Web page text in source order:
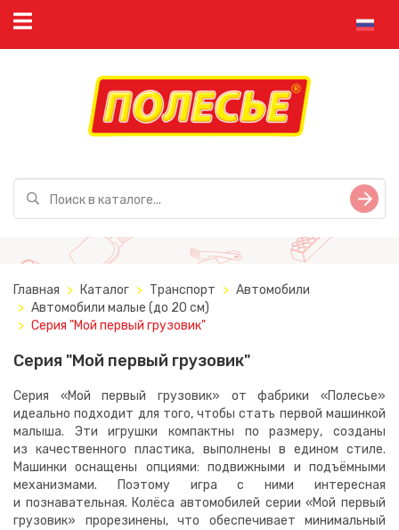
Главная Каталог Транспорт
Автомобили
Автомобили малые (до 20 см)
Серия "Мой первый грузовик"
Серия "Мой первый грузовик"
Серия «Мой первый грузовик» от фабрики «Полесье»
идеально подходит для того, чтобы стать первой машинкой
малыша. Эти игрушки компактны по размеру, созданы
из качественного пластика, выполнены в едином стиле.
Машинки оснащены опциями: подвижными и подъёмными
механизмами. Поэтому игра с ними интересная
и познавательная. Колёса автомобилей серии «Мой первый
грузовик» прорезинены, что обеспечивает минимальный